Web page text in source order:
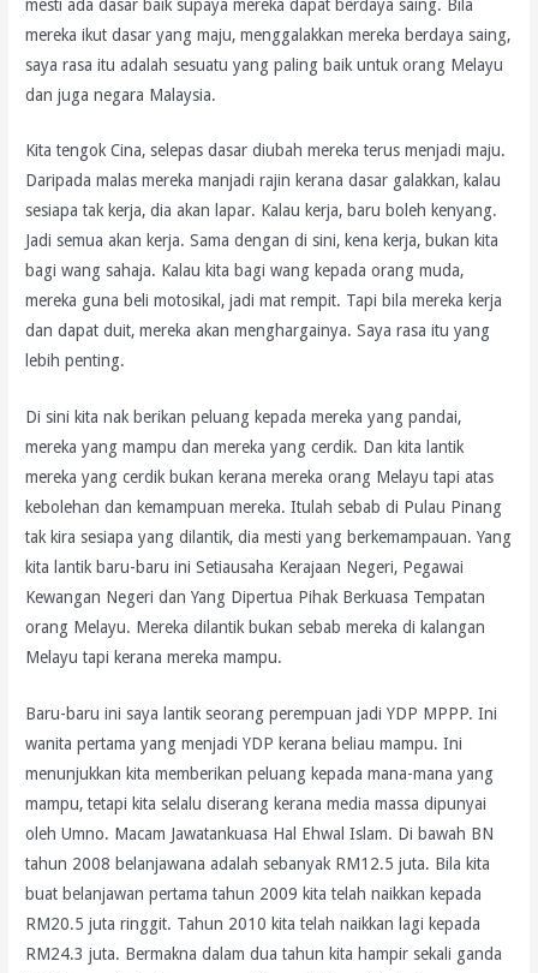
mesti ada dasar baik supaya mereka dapat berdaya saing. Bila
mereka ikut dasar yang maju, menggalakkan mereka berdaya saing,
saya rasa itu adalah sesuatu yang paling baik untuk orang Melayu
dan juga negara Malaysia.
Kita tengok Cina, selepas dasar diubah mereka terus menjadi maju.
Daripada malas mereka manjadi rajin kerana dasar galakkan, kalau
sesiapa tak kerja, dia akan lapar. Kalau kerja, baru boleh kenyang.
Jadi semua akan kerja. Sama dengan di sini, kena kerja, bukan kita
bagi wang sahaja. Kalau kita bagi wang kepada orang muda,
mereka guna beli motosikal, jadi mat rempit. Tapi bila mereka kerja
dan dapat duit, mereka akan menghargainya. Saya rasa itu yang
lebih penting.
Di sini kita nak berikan peluang kepada mereka yang pandai,
mereka yang mampu dan mereka yang cerdik. Dan kita lantik
mereka yang cerdik bukan kerana mereka orang Melayu tapi atas
kebolehan dan kemampuan mereka. Itulah sebab di Pulau Pinang
tak kira sesiapa yang dilantik, dia mesti yang berkemampauan. Yang
kita lantik baru-baru ini Setiausaha Kerajaan Negeri, Pegawai
Kewangan Negeri dan Yang Dipertua Pihak Berkuasa Tempatan
orang Melayu. Mereka dilantik bukan sebab mereka di kalangan
Melayu tapi kerana mereka mampu.
Baru-baru ini saya lantik seorang perempuan jadi YDP MPPP. Ini
wanita pertama yang menjadi YDP kerana beliau mampu. Ini
menunjukkan kita memberikan peluang kepada mana-mana yang
mampu, tetapi kita selalu diserang kerana media massa dipunyai
oleh Umno. Macam Jawatankuasa Hal Ehwal Islam. Di bawah BN
tahun 2008 belanjawana adalah sebanyak RM12.5 juta. Bila kita
buat belanjawan pertama tahun 2009 kita telah naikkan kepada
RM20.5 juta ringgit. Tahun 2010 kita telah naikkan lagi kepada
RM24.3 juta. Bermakna dalam dua tahun kita hampir sekali ganda